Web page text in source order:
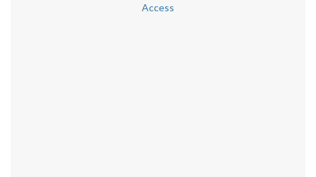
Access